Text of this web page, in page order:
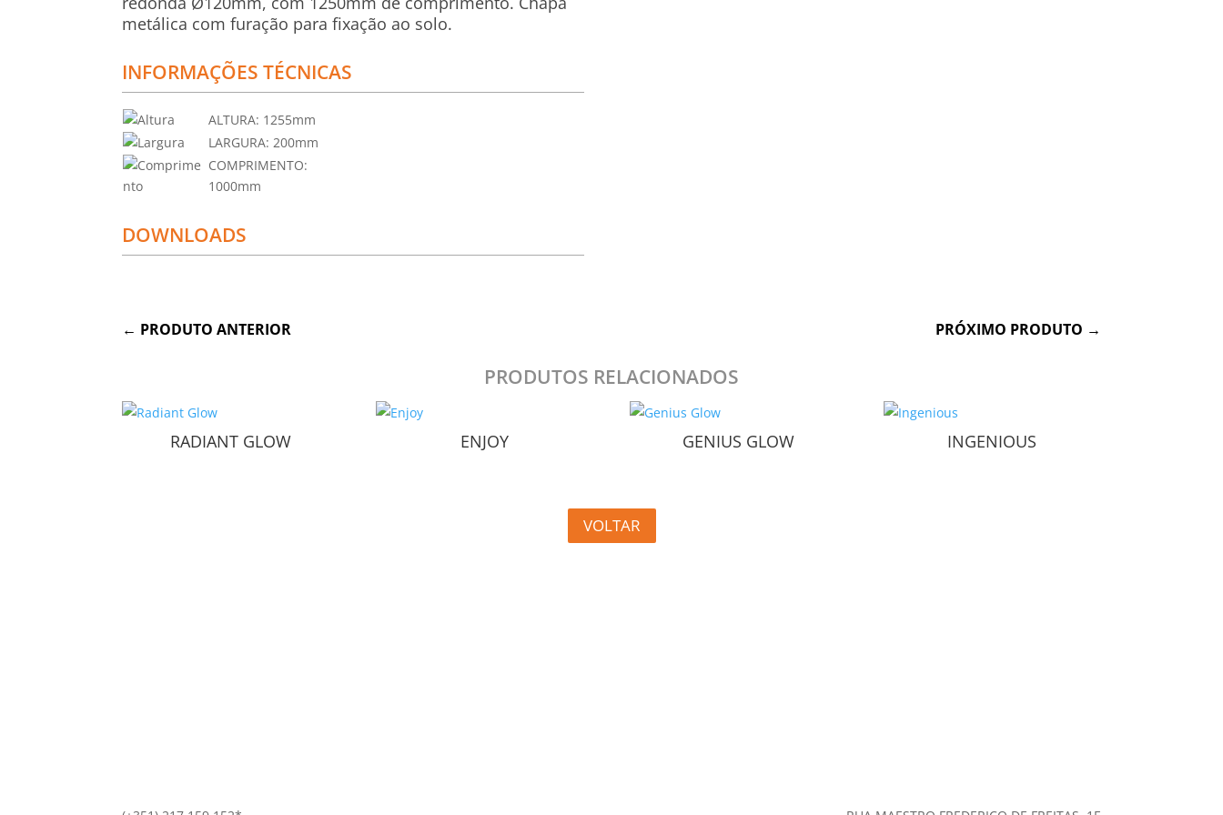
metálica com furação para fixação ao solo.
INFORMAÇÕES TÉCNICAS
ALTURA: 1255mm
LARGURA: 200mm
COMPRIMENTO:
1000mm
DOWNLOADS
← PRODUTO ANTERIOR PRÓXIMO PRODUTO →
PRODUTOS RELACIONADOS
RADIANT GLOW ENJOY GENIUS GLOW INGENIOUS
VOLTAR